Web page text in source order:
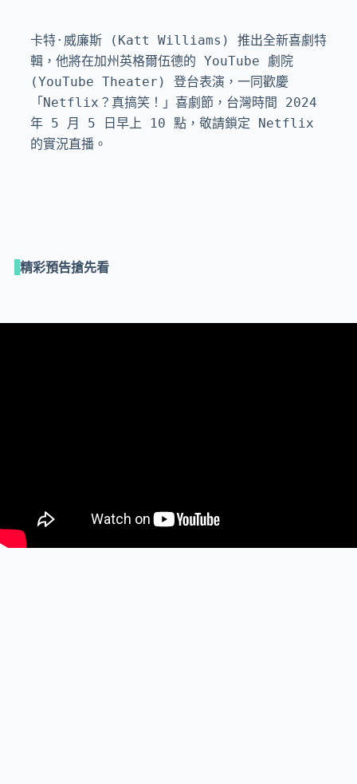
卡特·威廉斯 (Katt Williams) 推出全新喜劇特
輯，他將在加州英格爾伍德的 YouTube 劇院
(YouTube Theater) 登台表演，一同歡慶
「Netflix？真搞笑！」喜劇節，台灣時間 2024
年 5 月 5 日早上 10 點，敬請鎖定 Netflix
的實況直播。
精彩預告搶先看